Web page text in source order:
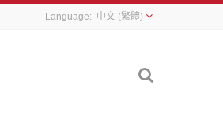
中文 (繁體)